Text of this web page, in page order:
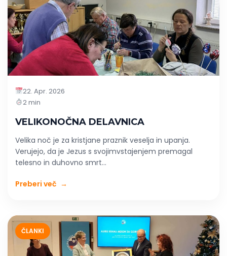
22. Apr. 2026
2 min
VELIKONOČNA DELAVNICA
Velika noč je za kristjane praznik veselja in upanja.
Verujejo, da je Jezus s svojimvstajenjem premagal
telesno in duhovno smrt...
Preberi več →
ČLANKI